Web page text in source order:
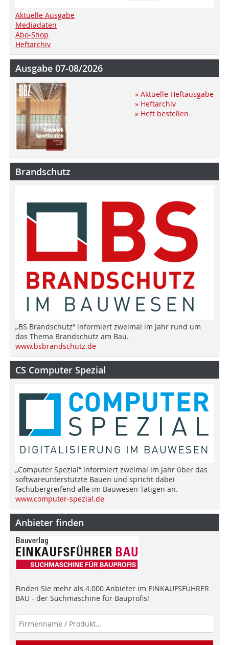
Aktuelle Ausgabe
Mediadaten
Abo-Shop
Heftarchiv
Ausgabe 07-08/2026
» Aktuelle Heftausgabe
» Heftarchiv
» Heft bestellen
Brandschutz
„BS Brandschutz“ informiert zweimal im Jahr rund um
das Thema Brandschutz am Bau.
www.bsbrandschutz.de
CS Computer Spezial
„Computer Spezial“ informiert zweimal im Jahr über das
softwareunterstützte Bauen und spricht dabei
fachübergreifend alle im Bauwesen Tätigen an.
www.computer-spezial.de
Anbieter finden
Finden Sie mehr als 4.000 Anbieter im EINKAUFSFÜHRER
BAU - der Suchmaschine für Bauprofis!